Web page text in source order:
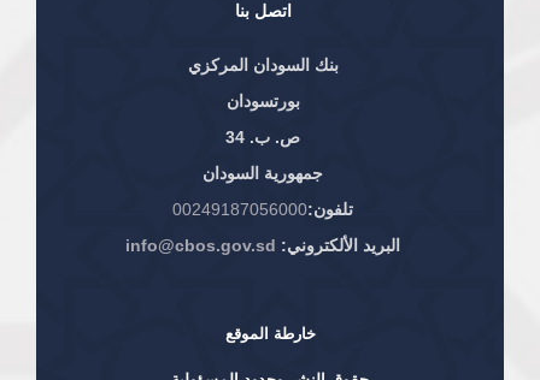
اتصل بنا
بنك السودان المركزي
بورتسودان
ص. ب. 34
جمهورية السودان
تلفون:00249187056000
البريد الألكتروني: info@cbos.gov.sd
خارطة الموقع